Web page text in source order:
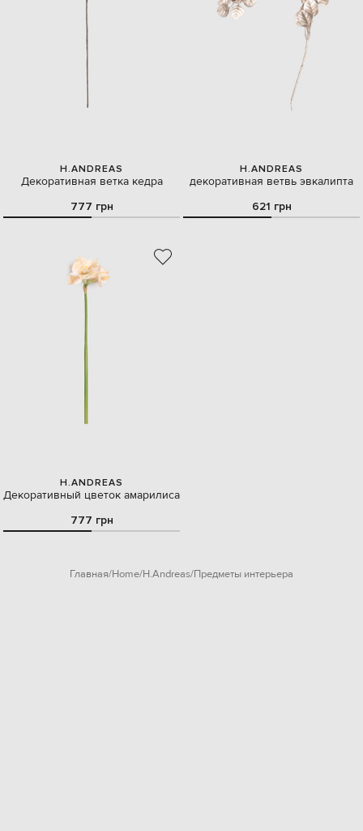
H.ANDREAS
Декоративная ветка кедра
777 грн
H.ANDREAS
декоративная ветвь эвкалипта
621 грн
H.ANDREAS
Декоративный цветок амарилиса
777 грн
Главная Home H.Andreas Предметы интерьера